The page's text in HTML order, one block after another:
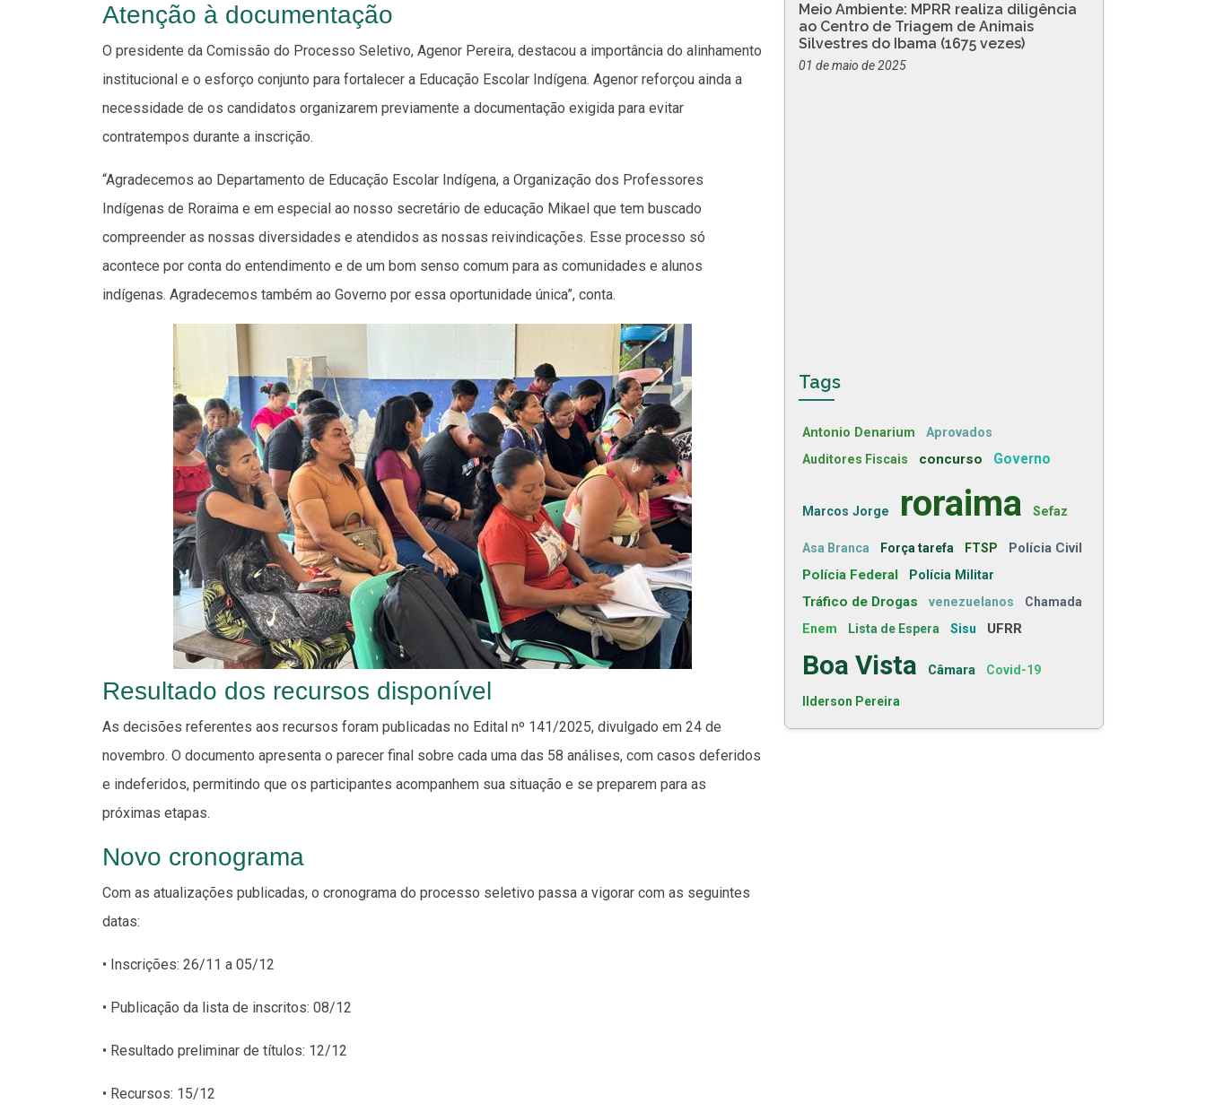
Atenção à documentação
O presidente da Comissão do Processo Seletivo, Agenor Pereira, destacou a importância do alinhamento
institucional e o esforço conjunto para fortalecer a Educação Escolar Indígena. Agenor reforçou ainda a
necessidade de os candidatos organizarem previamente a documentação exigida para evitar
contratempos durante a inscrição.
“Agradecemos ao Departamento de Educação Escolar Indígena, a Organização dos Professores
Indígenas de Roraima e em especial ao nosso secretário de educação Mikael que tem buscado
compreender as nossas diversidades e atendidos as nossas reivindicações. Esse processo só
acontece por conta do entendimento e de um bom senso comum para as comunidades e alunos
indígenas. Agradecemos também ao Governo por essa oportunidade única”, conta.
Resultado dos recursos disponível
As decisões referentes aos recursos foram publicadas no Edital nº 141/2025, divulgado em 24 de
novembro. O documento apresenta o parecer final sobre cada uma das 58 análises, com casos deferidos
e indeferidos, permitindo que os participantes acompanhem sua situação e se preparem para as
próximas etapas.
Novo cronograma
Com as atualizações publicadas, o cronograma do processo seletivo passa a vigorar com as seguintes
datas:
• Inscrições: 26/11 a 05/12
• Publicação da lista de inscritos: 08/12
• Resultado preliminar de títulos: 12/12
• Recursos: 15/12
Meio Ambiente: MPRR realiza diligência
ao Centro de Triagem de Animais
Silvestres do Ibama (1675 vezes)
01 de maio de 2025
Tags
Antonio Denarium Aprovados
Auditores Fiscais concurso Governo
Marcos Jorge roraima Sefaz
Asa Branca Força tarefa FTSP
Polícia Civil
Polícia Federal
Polícia Militar
Tráfico de Drogas venezuelanos
Chamada
Enem
Lista de Espera Sisu UFRR
Boa Vista Câmara Covid-19
Ilderson Pereira